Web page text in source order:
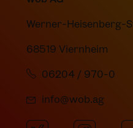
Werner-Heisenberg-
68519 Viernheim
06204 / 970-0
info@wob.ag